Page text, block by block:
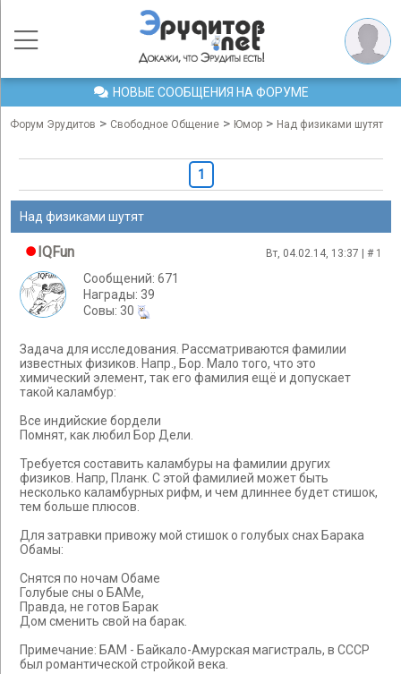
НОВЫЕ СООБЩЕНИЯ НА ФОРУМЕ
Форум Эрудитов > Свободное Общение > Юмор > Над физиками шутят
1
Над физиками шутят
IQFun Вт, 04.02.14, 13:37 | # 1
Сообщений: 671
Награды: 39
Cовы: 30
Задача для исследования. Рассматриваются фамилии
известных физиков. Напр., Бор. Мало того, что это
химический элемент, так его фамилия ещё и допускает
такой каламбур:
Все индийские бордели
Помнят, как любил Бор Дели.
Требуется составить каламбуры на фамилии других
физиков. Напр, Планк. С этой фамилией может быть
несколько каламбурных рифм, и чем длиннее будет стишок,
тем больше плюсов.
Для затравки привожу мой стишок о голубых снах Барака
Обамы:
Снятся по ночам Обаме
Голубые сны о БАМе,
Правда, не готов Барак
Дом сменить свой на барак.
Примечание: БАМ - Байкало-Амурская магистраль, в СССР
был романтической стройкой века.